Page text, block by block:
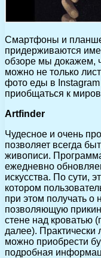
Смартфоны и
придерживаются
обзоре мы докажем,
можно не только
фото еды в Instagram
приобщаться к
Artfinder
Чудесное и очень
позволяет всегда
живописи.
ежедневно
искусства. По сути,
котором
при этом получать
позволяющую
стене над кроватью
далее).
можно приобрести
подробная